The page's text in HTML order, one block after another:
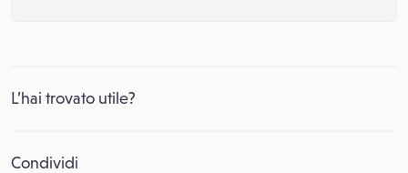
L’hai trovato utile?
Condividi